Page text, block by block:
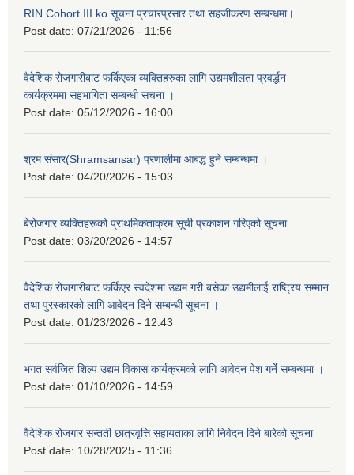
RIN Cohort III ko सूचना प्रचारप्रसार तथा सहजीकरण सम्बन्धमा।
Post date: 07/21/2026 - 11:56
वैदेशिक रोजगारीबाट फर्किएका व्यक्तिहरुका लागि उद्यमशीलता प्रवर्द्धन
कार्यक्रममा सहभागिता सम्बन्धी सचना ।
Post date: 05/12/2026 - 16:00
श्रम संसार(Shramsansar) प्रणालीमा आबद्ध हुने सम्बन्धमा ।
Post date: 04/20/2026 - 15:03
बेरोजगार व्यक्तिहरूको प्राथमिकताक्रम सूची प्रकाशन गरिएको सूचना
Post date: 03/20/2026 - 14:57
वैदेशिक रोजगारीबाट फर्किएर स्वदेशमा उद्यम गरी बसेका उद्यमीलाई राष्ट्रिय सम्मान
तथा पुरस्कारको लागि आवेदन दिने सम्बन्धी सूचना ।
Post date: 01/23/2026 - 12:43
भगत सर्वजित शिल्प उद्यम विकास कार्यक्रमको लागि आवेदन पेश गर्ने सम्बन्धमा ।
Post date: 01/10/2026 - 14:59
वैदेशिक रोजगार सन्तती छात्रवृत्ति सहायताका लागि निवेदन दिने बारेको सूचना
Post date: 10/28/2025 - 11:36